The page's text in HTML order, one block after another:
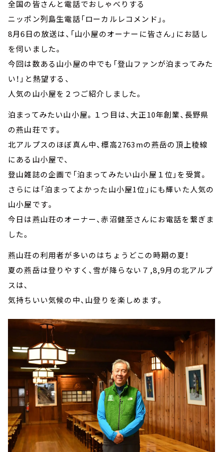
全国の皆さんと電話でおしゃべりする
ニッポン列島生電話「ローカルレコメンド」。
8月6日の放送は、「山小屋のオーナーに皆さん」にお話し
を伺いました。
今回は数ある山小屋の中でも「登山ファンが泊まってみた
い！」と熱望する、
人気の山小屋を２つご紹介しました。
泊まってみたい山小屋。１つ目は、大正10年創業、長野県
の燕山荘です。
北アルプスのほぼ真ん中、標高2763mの燕岳の頂上稜線
にある山小屋で、
登山雑誌の企画で「泊まってみたい山小屋１位」を受賞。
さらには「泊まってよかった山小屋1位」にも輝いた人気の
山小屋です。
今日は燕山荘のオーナー、赤沼健至さんにお電話を繋ぎま
した。
燕山荘の利用者が多いのはちょうどこの時期の夏！
夏の燕岳は登りやすく、雪が降らない７,8,9月の北アルプ
スは、
気持ちいい気候の中、山登りを楽しめます。